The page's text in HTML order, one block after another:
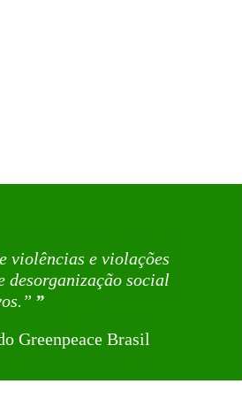
violências e violações
desorganização social
Greenpeace Brasil